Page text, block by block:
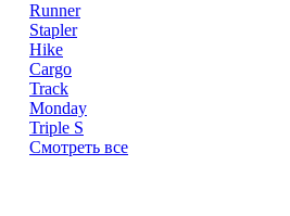
Runner
Stapler
Hike
Cargo
Track
Monday
Triple S
Смотреть все